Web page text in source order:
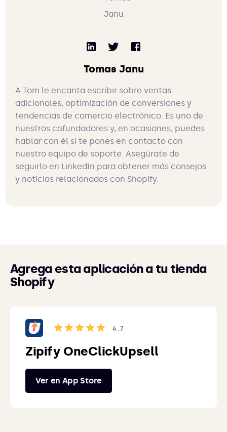
Tomas Janu
A Tom le encanta escribir sobre ventas
adicionales, optimización de conversiones y
tendencias de comercio electrónico. Es uno de
nuestros cofundadores y, en ocasiones, puedes
hablar con él si te pones en contacto con
nuestro equipo de soporte. Asegúrate de
seguirlo en LinkedIn para obtener más consejos
y noticias relacionados con Shopify.
Agrega esta aplicación a tu tienda
Shopify
4.7
Zipify OneClickUpsell
Ver en App Store